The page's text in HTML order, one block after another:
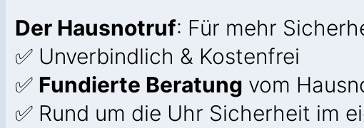
Der Hausnotruf: Für mehr
✅ Unverbindlich & Kostenfrei
✅ Fundierte Beratung vom
✅ Rund um die Uhr Sicherheit im